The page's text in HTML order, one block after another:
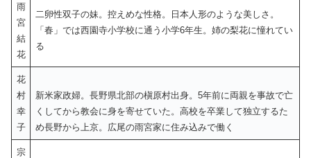
雨
宮
結
花
二卵性双子の妹。控えめな性格。日本人形のような美しさ。
「春」では西園寺小学校に通う小学6年生。姉の梨花に憧れてい
る
花
村
幸
子
新米家政婦。長野県北部の槇原村出身。5年前に両親を事故で亡
くしてから教会に身を寄せていた。高校を卒業して独立するた
め長野から上京。広尾の雨宮家に住み込みで働く
宗